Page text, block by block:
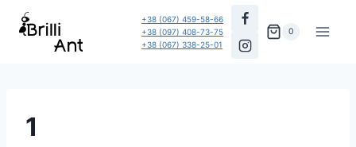
Перейти
+38 (067) 459-58-66
+38 (097) 408-73-75
+38 (067) 338-25-01
0
1